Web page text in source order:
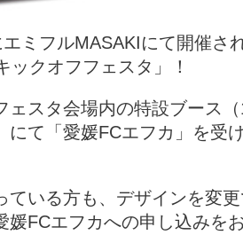
ミフルMASAKIにて開催さ
ックオフフェスタ」！
ェスタ会場内の特設ブース
にて「愛媛FCエフカ」を受
ている方も、デザインを変
媛FCエフカへの申し込みを